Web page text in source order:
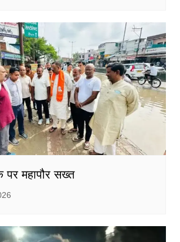
महापौर सख्त